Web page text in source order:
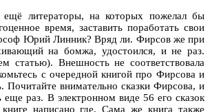
литераторы, на которых пожелал бы
время, заставить поработать свои
Юрий Линник? Вряд ли. Фирсов же при
на бомжа, удостоился, и не раз.
статью). Внешность не соответствовала
с очередной книгой про Фирсова и
Почитайте внимательно сказки Фирсова, и
еще раз. В электронном виде 56 его сказок
написано где. Сама же книга также